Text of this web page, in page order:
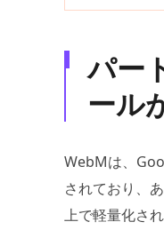
パー
ール
WebMは、
されており、
上で軽量化さ